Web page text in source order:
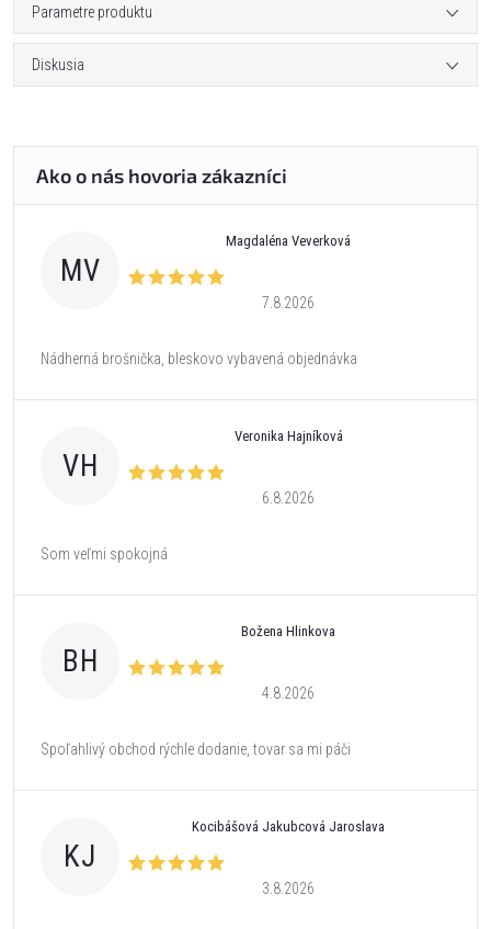
Parametre produktu
Diskusia
MV
Magdaléna Veverková
7.8.2026
Nádherná brošnička, bleskovo vybavená objednávka
VH
Veronika Hajníková
6.8.2026
Som veľmi spokojná
BH
Božena Hlinkova
4.8.2026
Spoľahlivý obchod rýchle dodanie, tovar sa mi páči
KJ
Kocibášová Jakubcová Jaroslava
3.8.2026